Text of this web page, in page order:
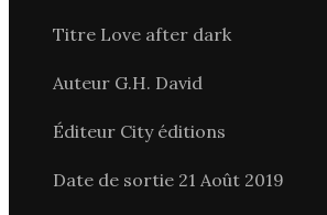
Titre Love after dark
Auteur G.H. David
Éditeur City éditions
Date de sortie 21 Août 2019